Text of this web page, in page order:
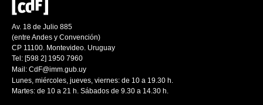
Av. 18 de Julio 885
(entre Andes y Convención)
CP 11100. Montevideo. Uruguay
Tel: [598 2] 1950 7960
Mail: CdF@imm.gub.uy
Lunes, miércoles, jueves, viernes: de 10 a 19.30 h.
Martes: de 10 a 21 h. Sábados de 9.30 a 14.30 h.